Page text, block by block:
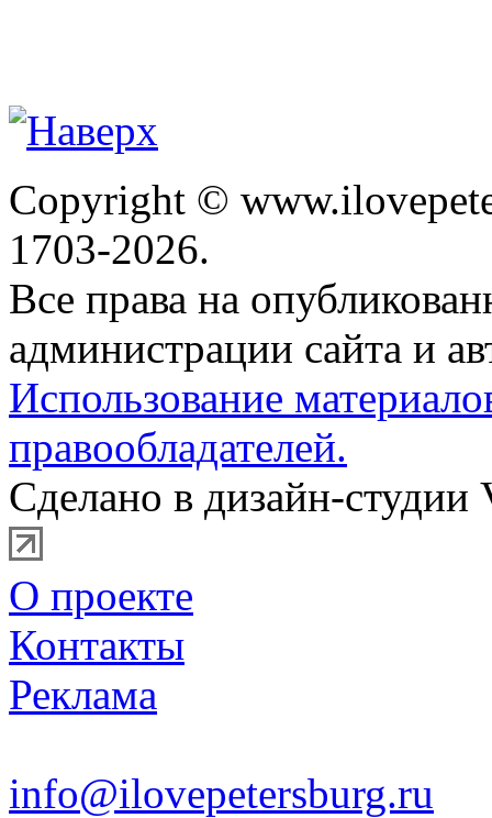
Copyright ©
1703-2026.
Все права на
администрации сайта и
Использование
правообладателей.
Сделано в дизайн-студии
О проекте
Контакты
Реклама
info@ilovepetersburg.ru